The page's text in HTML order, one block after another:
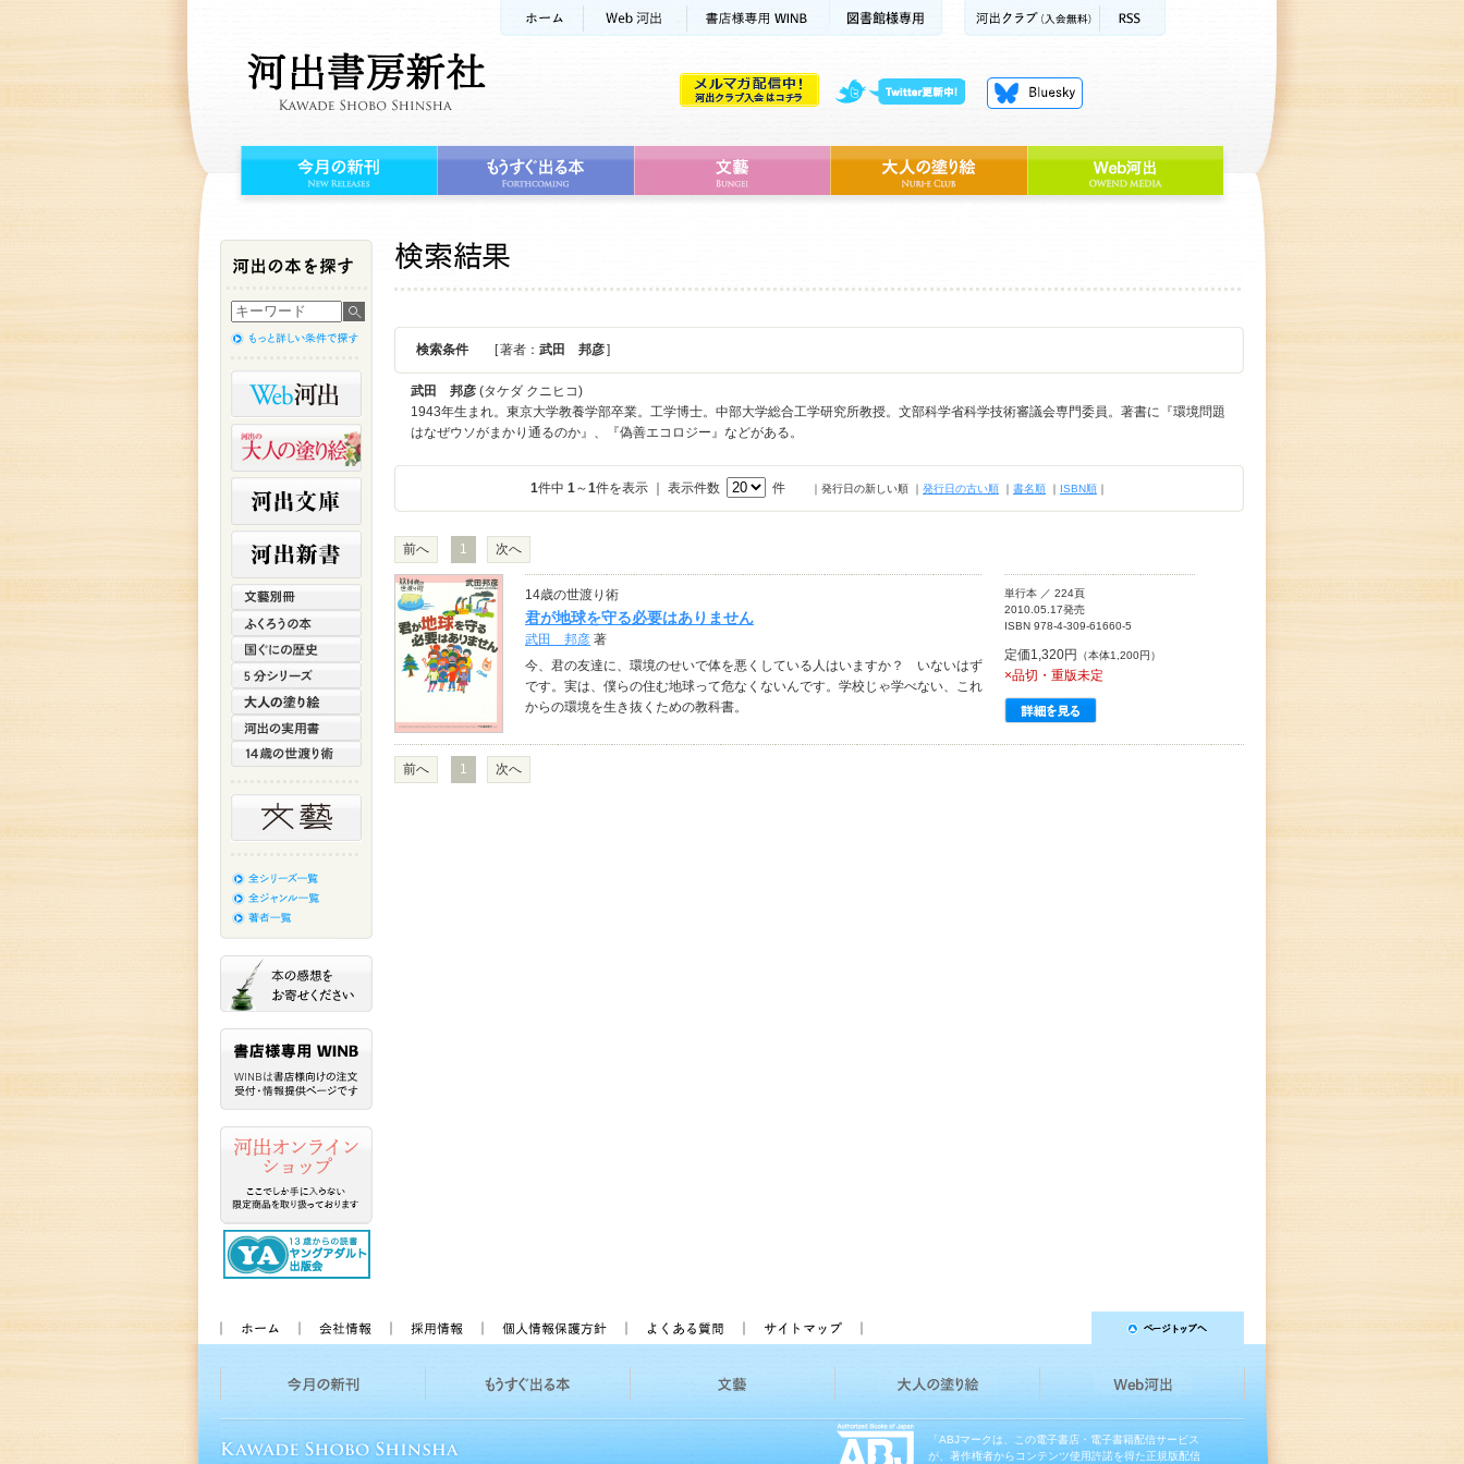
検索条件 [ 著者： 武田 邦彦]
武田 邦彦 (タケダ クニヒコ)
1943年生まれ。東京大学教養学部卒業。工学博士。中部大学総合工学研究所教授。文部科学省科学技術審議会専門委員。著書に『環境問題
はなぜウソがまかり通るのか』、『偽善エコロジー』などがある。
1件中 1～1件を表示 ｜ 表示件数 件 ｜発行日の新しい順 ｜ 発行日の古い順 ｜ 書名順 ｜ ISBN順 ｜
前へ 1 次へ
14歳の世渡り術
君が地球を守る必要はありません
武田 邦彦 著
今、君の友達に、環境のせいで体を悪くしている人はいますか？ いないはず
です。実は、僕らの住む地球って危なくないんです。学校じゃ学べない、これ
からの環境を生き抜くための教科書。
単行本 ／ 224頁
2010.05.17発売
ISBN 978-4-309-61660-5
定価1,320円 （本体1,200円）
×品切・重版未定
前へ 1 次へ
「ABJマークは、この電子書店・電子書籍配信サービス
が、著作権者からコンテンツ使用許諾を得た正規版配信